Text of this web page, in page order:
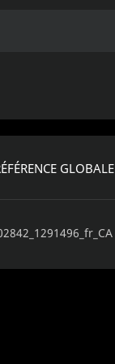
GLOBALE